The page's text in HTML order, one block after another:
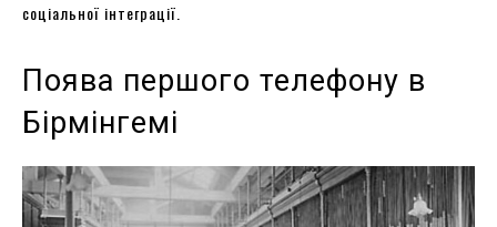
соціальної інтеграції.
Поява першого телефону в
Бірмінгемі